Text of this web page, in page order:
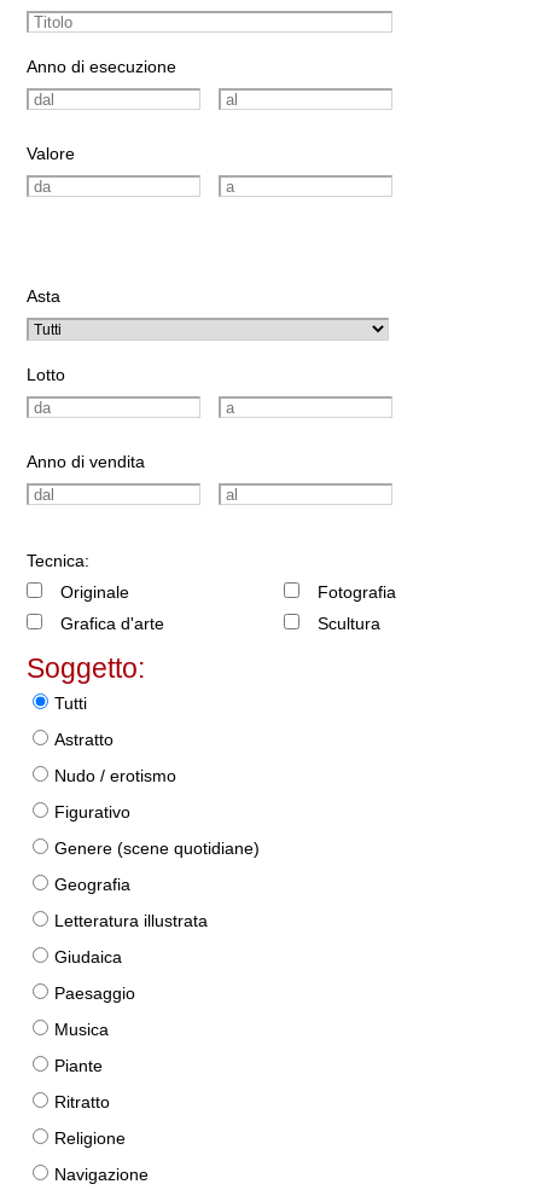
Anno di esecuzione
Valore
Asta
Lotto
Anno di vendita
Tecnica:
Originale
Grafica d'arte
Fotografia
Scultura
Soggetto:
Tutti
Astratto
Nudo / erotismo
Figurativo
Genere (scene quotidiane)
Geografia
Letteratura illustrata
Giudaica
Paesaggio
Musica
Piante
Ritratto
Religione
Navigazione